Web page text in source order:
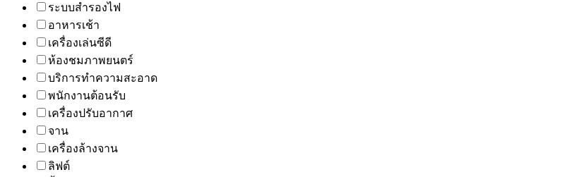
ระบบสำรองไฟ
อาหารเช้า
เครื่องเล่นซีดี
ห้องชมภาพยนตร์
บริการทำความสะอาด
พนักงานต้อนรับ
เครื่องปรับอากาศ
จาน
เครื่องล้างจาน
ลิฟต์